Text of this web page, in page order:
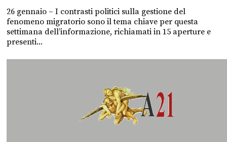
26 gennaio – I contrasti politici sulla gestione del
fenomeno migratorio sono il tema chiave per questa
settimana dell’informazione, richiamati in 15 aperture e
presenti...